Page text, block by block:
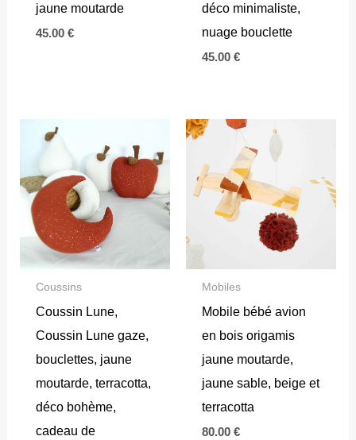
jaune moutarde
45.00 €
déco minimaliste,
nuage bouclette
45.00 €
Coussins
Coussin Lune,
Coussin Lune gaze,
bouclettes, jaune
moutarde, terracotta,
déco bohème,
cadeau de
Mobiles
Mobile bébé avion
en bois origamis
jaune moutarde,
jaune sable, beige et
terracotta
80.00 €